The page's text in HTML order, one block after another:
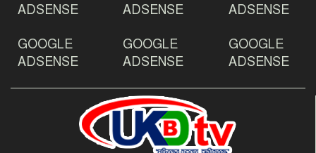
দেশ রক্ষায় প্রগতিশীল সাংবাদিকদের ভুমিকা গুরুত্বপূর্ণ
-মহিবুল হাসান চৌধুরী
আহলে সুন্নাত এর কার্যক্রম বাস্তবায়নের আহ্বান
ADSENSE ADSENSE ADSENSE
GOOGLE
ADSENSE
GOOGLE
ADSENSE
GOOGLE
ADSENSE